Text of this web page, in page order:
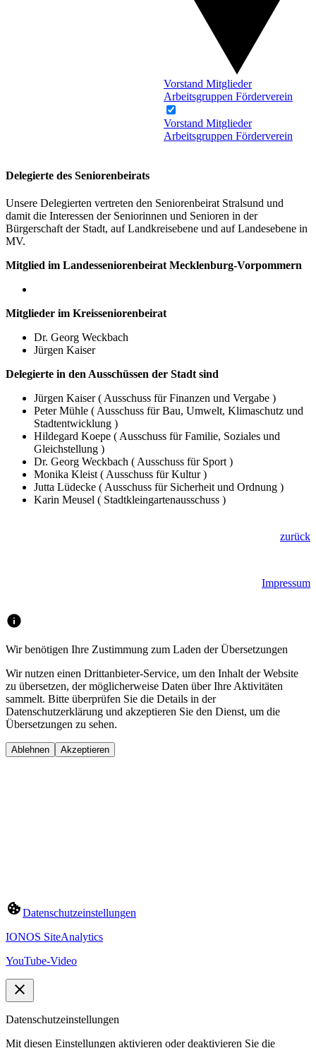
Vorstand Mitglieder
Arbeitsgruppen Förderverein
Vorstand Mitglieder
Arbeitsgruppen Förderverein
Delegierte des Seniorenbeirats
Unsere Delegierten vertreten den Seniorenbeirat Stralsund und
damit die Interessen der Seniorinnen und Senioren in der
Bürgerschaft der Stadt, auf Landkreisebene und auf Landesebene in
MV.
Mitglied im Landesseniorenbeirat Mecklenburg-Vorpommern
Mitglieder im Kreisseniorenbeirat
Dr. Georg Weckbach
Jürgen Kaiser
Delegierte in den Ausschüssen der Stadt sind
Jürgen Kaiser ( Ausschuss für Finanzen und Vergabe )
Peter Mühle ( Ausschuss für Bau, Umwelt, Klimaschutz und
Stadtentwicklung )
Hildegard Koepe ( Ausschuss für Familie, Soziales und
Gleichstellung )
Dr. Georg Weckbach ( Ausschuss für Sport )
Monika Kleist ( Ausschuss für Kultur )
Jutta Lüdecke ( Ausschuss für Sicherheit und Ordnung )
Karin Meusel ( Stadtkleingartenausschuss )
zurück
Impressum
Wir benötigen Ihre Zustimmung zum Laden der Übersetzungen
Wir nutzen einen Drittanbieter-Service, um den Inhalt der Website
zu übersetzen, der möglicherweise Daten über Ihre Aktivitäten
sammelt. Bitte überprüfen Sie die Details in der
Datenschutzerklärung und akzeptieren Sie den Dienst, um die
Übersetzungen zu sehen.
Ablehnen Akzeptieren
Datenschutzeinstellungen
IONOS SiteAnalytics
YouTube-Video
Datenschutzeinstellungen
Mit diesen Einstellungen aktivieren oder deaktivieren Sie die